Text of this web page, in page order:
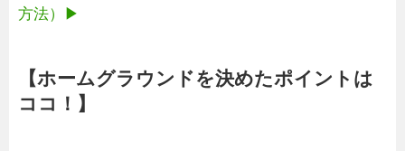
方法）▶
【ホームグラウンドを決めたポイントは
ココ！】